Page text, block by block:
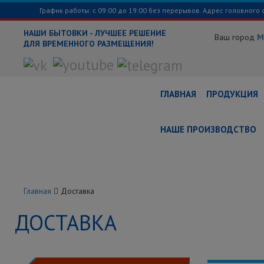
График работы: с 09:00 до 19:00 без перерывов. Адрес
НАШИ БЫТОВКИ - ЛУЧШЕЕ РЕШЕНИЕ
ДЛЯ ВРЕМЕННОГО РАЗМЕЩЕНИЯ!
Ваш город
ГЛАВНАЯ ПРОДУКЦИЯ
НАШЕ ПРОИЗВОДСТВО
Главная Доставка
ДОСТАВКА